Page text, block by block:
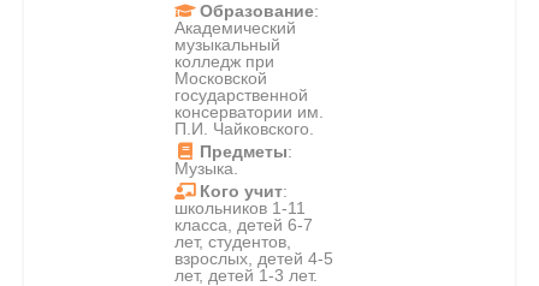
Образование:
Академический
музыкальный
колледж при
Московской
государственной
консерватории им.
П.И. Чайковского.
Предметы:
Музыка.
Кого учит:
школьников 1-11
класса, детей 6-7
лет, студентов,
взрослых, детей 4-5
лет, детей 1-3 лет.